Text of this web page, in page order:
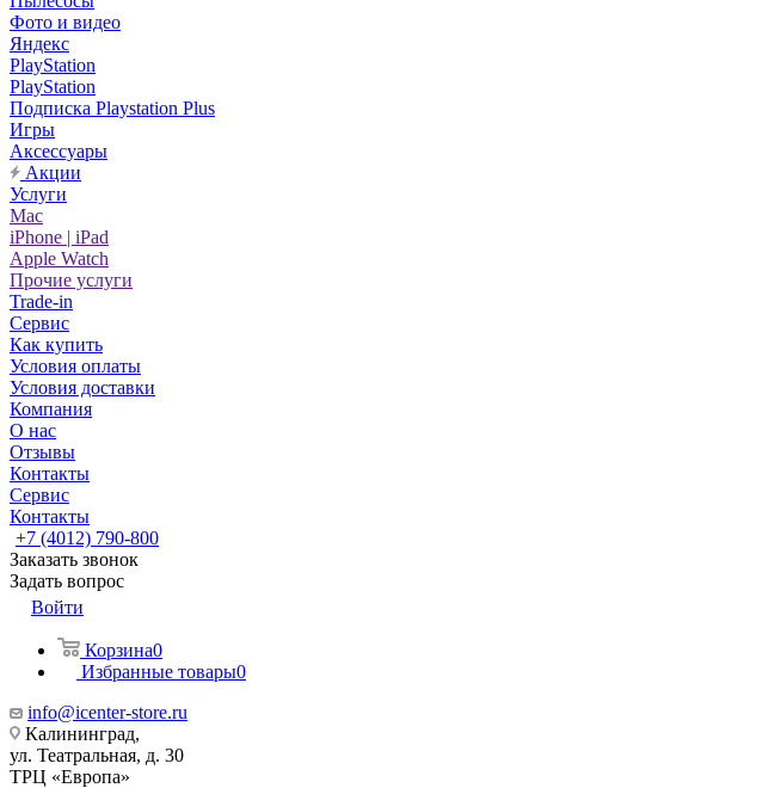
Фото и видео
Яндекс
PlayStation
PlayStation
Подписка Playstation Plus
Игры
Аксессуары
Акции
Услуги
Mac
iPhone | iPad
Apple Watch
Прочие услуги
Trade-in
Сервис
Как купить
Условия оплаты
Условия доставки
Компания
О нас
Отзывы
Контакты
Сервис
Контакты
+7 (4012) 790-800
Заказать звонок
Задать вопрос
Войти
Корзина0
Избранные товары0
info@icenter-store.ru
Калининград,
ул. Театральная, д. 30
ТРЦ «Европа»